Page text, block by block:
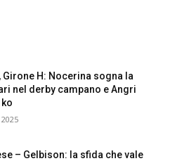
Girone H: Nocerina sogna la
nel derby campano e Angri
– Gelbison: la sfida che vale